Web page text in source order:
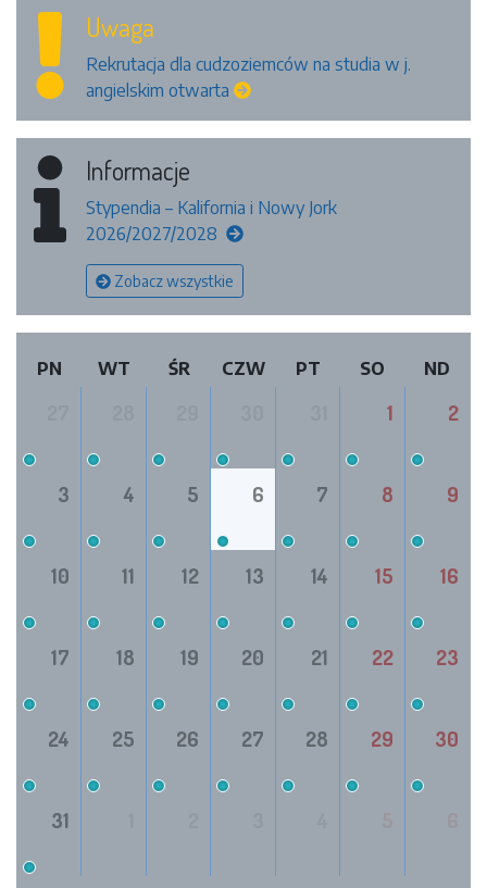
Uwaga
Rekrutacja dla cudzoziemców na studia w j.
angielskim otwarta
Informacje
Stypendia – Kalifornia i Nowy Jork
2026/2027/2028
Zobacz wszystkie
PN WT ŚR CZW PT SO ND
1 2
3 4 5 6 7 8 9
10 11 12 13 14 15 16
17 18 19 20 21 22 23
24 25 26 27 28 29 30
31